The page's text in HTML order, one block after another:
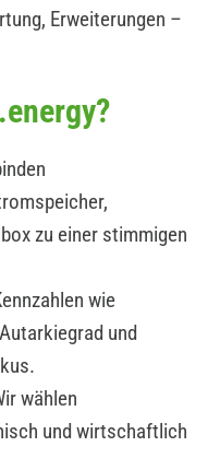
Erweiterungen –
zu einer stimmigen
wie
und
wählen
und wirtschaftlich